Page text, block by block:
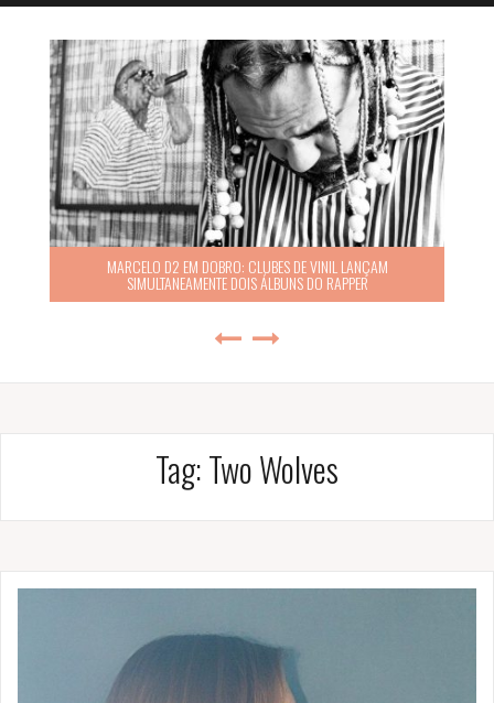
MARCELO D2 EM DOBRO: CLUBES DE VINIL LANÇAM
SIMULTANEAMENTE DOIS ÁLBUNS DO RAPPER
Tag:Two Wolves